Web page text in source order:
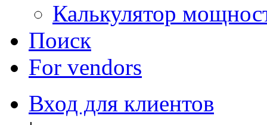
Калькулятор
Поиск
For vendors
Вход для клиентов